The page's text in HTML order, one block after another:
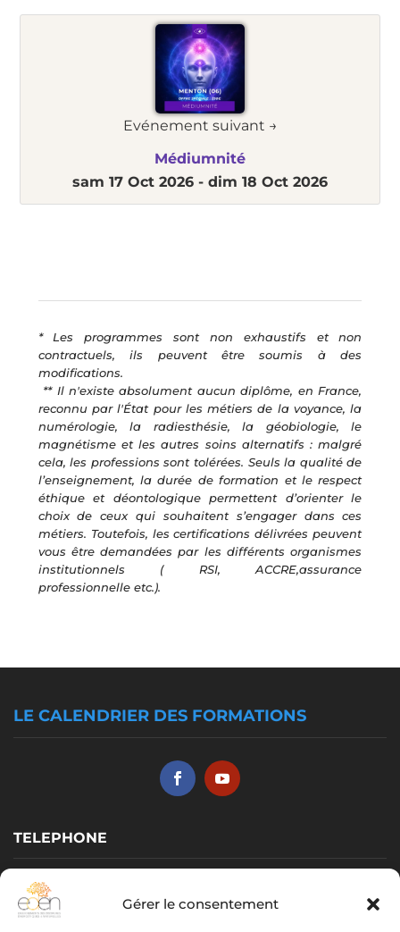
Gérer le consentement
Evénement suivant →
Médiumnité
sam 17 Oct 2026 - dim 18 Oct 2026
* Les programmes sont non exhaustifs et non
contractuels, ils peuvent être soumis à des
modifications.
​ ** Il n'existe absolument aucun diplôme, en France,
reconnu par l'État pour les métiers de la voyance, la
numérologie, la radiesthésie, la géobiologie, le
magnétisme et les autres soins alternatifs : malgré
cela, les professions sont tolérées. Seuls la qualité de
l’enseignement, la durée de formation et le respect
éthique et déontologique permettent d’orienter le
choix de ceux qui souhaitent s’engager dans ces
métiers. Toutefois, les certifications délivrées peuvent
vous être demandées par les différents organismes
institutionnels ( RSI, ACCRE,assurance
professionnelle etc.).
LE CALENDRIER DES FORMATIONS
TELEPHONE
Vérone GARNIER :
Yoan GARI : 06 07 82 66 49